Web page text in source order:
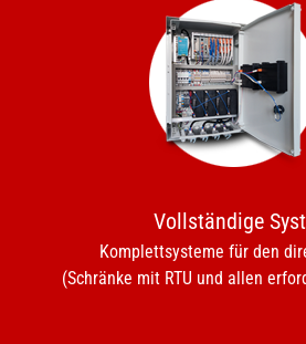
Vollständige
Komplettsysteme für den
(Schränke mit RTU und allen